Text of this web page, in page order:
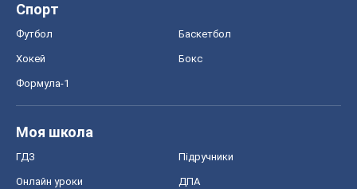
Спорт
Футбол Баскетбол
Хокей Бокс
Формула-1
Моя школа
ГДЗ Підручники
Онлайн уроки ДПА